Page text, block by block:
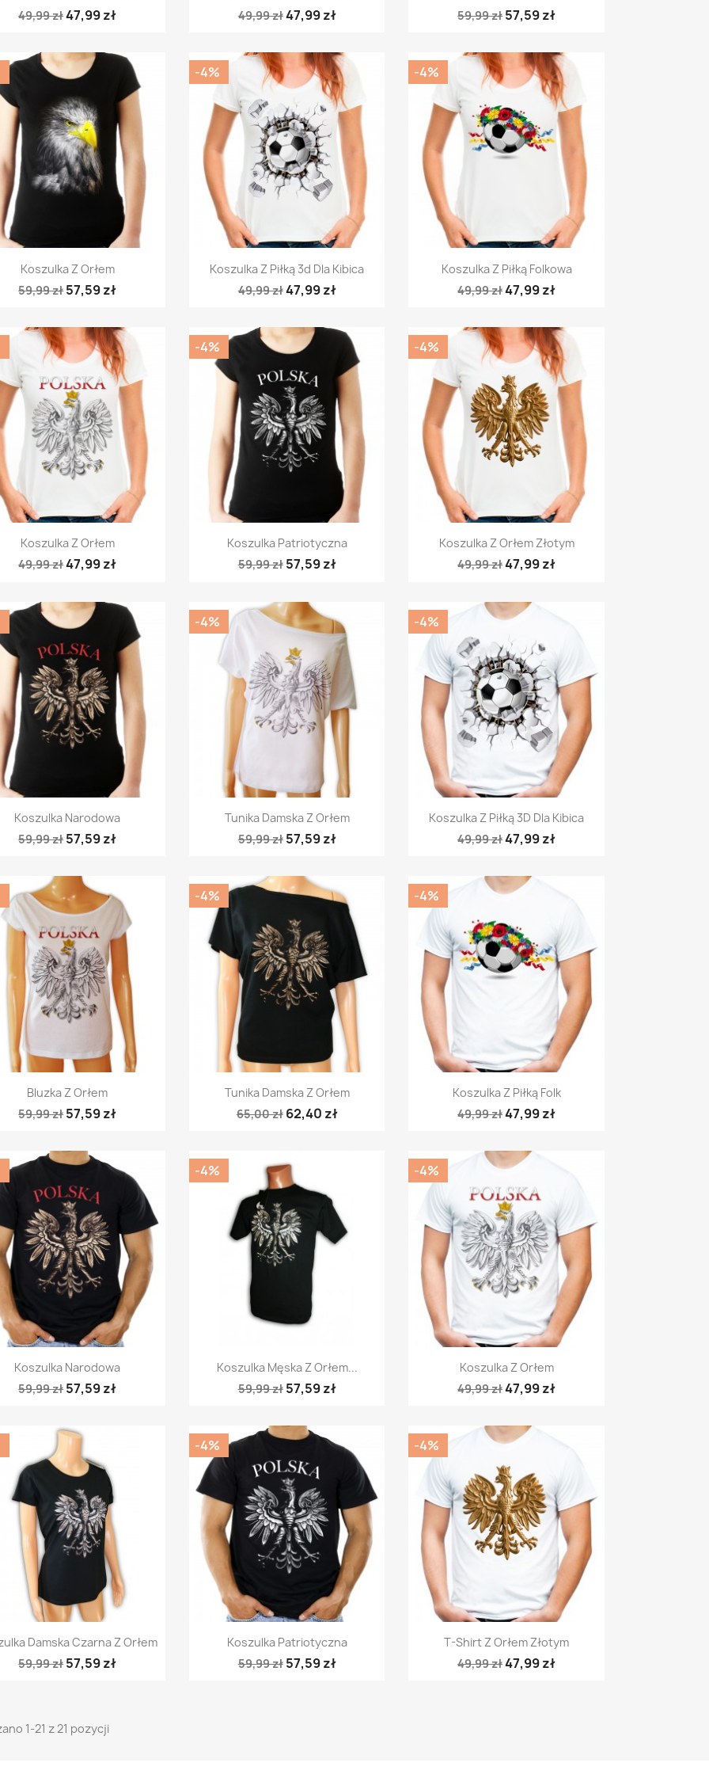
49,99 zł47,99 zł
49,99 zł47,99 zł
59,99 zł57,59 zł
Szybki podgląd
Koszulka Z Orłem
59,99 zł57,59 zł
Szybki podgląd
Koszulka Z Piłką 3d Dla Kibica
49,99 zł47,99 zł
-4%
Szybki podgląd
Koszulka Z Piłką Folkowa
49,99 zł47,99 zł
-4%
Szybki podgląd
Koszulka Z Orłem
49,99 zł47,99 zł
Szybki podgląd
Koszulka Patriotyczna
59,99 zł 57,59 zł
-4%
Szybki podgląd
Koszulka Z Orłem Złotym
49,99 zł47,99 zł
-4%
Szybki podgląd
Koszulka Narodowa
59,99 zł57,59 zł
Szybki podgląd
Tunika Damska Z Orłem
59,99 zł 57,59 zł
-4%
Szybki podgląd
Koszulka Z Piłką 3D Dla Kibica
49,99 zł47,99 zł
-4%
Szybki podgląd
Bluzka Z Orłem
59,99 zł57,59 zł
Szybki podgląd
Tunika Damska Z Orłem
65,00 zł 62,40 zł
-4%
Szybki podgląd
Koszulka Z Piłką Folk
49,99 zł47,99 zł
-4%
Szybki podgląd
Koszulka Narodowa
59,99 zł57,59 zł
Szybki podgląd
Koszulka Męska Z Orłem...
59,99 zł 57,59 zł
-4%
Szybki podgląd
Koszulka Z Orłem
49,99 zł47,99 zł
-4%
Szybki podgląd
Damska Czarna Z Orłem
59,99 zł57,59 zł
Szybki podgląd
Koszulka Patriotyczna
59,99 zł 57,59 zł
-4%
Szybki podgląd
T-Shirt Z Orłem Złotym
49,99 zł47,99 zł
-4%
1-21 z 21 pozycji